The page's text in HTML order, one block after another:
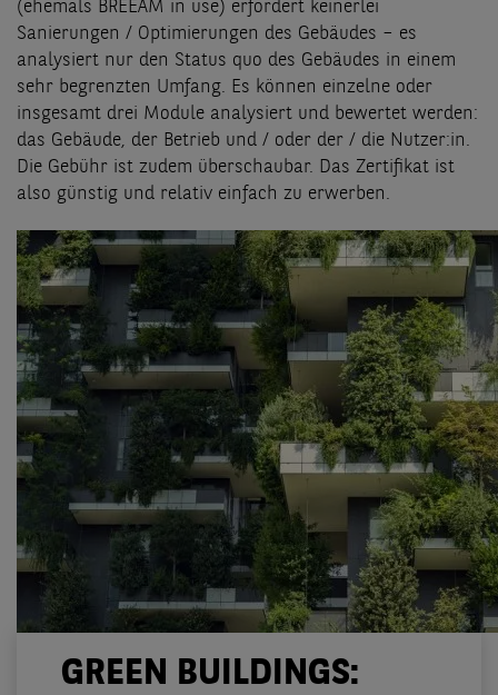
(ehemals BREEAM in use) erfordert keinerlei
Sanierungen / Optimierungen des Gebäudes – es
analysiert nur den Status quo des Gebäudes in einem
sehr begrenzten Umfang. Es können einzelne oder
insgesamt drei Module analysiert und bewertet werden:
das Gebäude, der Betrieb und / oder der / die Nutzer:in.
Die Gebühr ist zudem überschaubar. Das Zertifikat ist
also günstig und relativ einfach zu erwerben.
GREEN BUILDINGS: